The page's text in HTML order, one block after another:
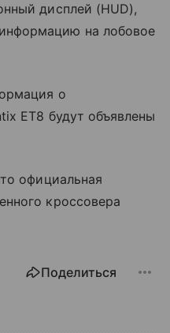
дисплей (HUD),
на лобовое
о
ET8 будут объявлены
официальная
кроссовера
Поделиться